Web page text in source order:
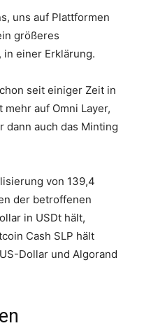
uns auf Plattformen
größeres
in einer Erklärung.
seit einiger Zeit in
auf Omni Layer,
dann auch das Minting
von 139,4
der betroffenen
in USDt hält,
Cash SLP hält
Dollar und Algorand